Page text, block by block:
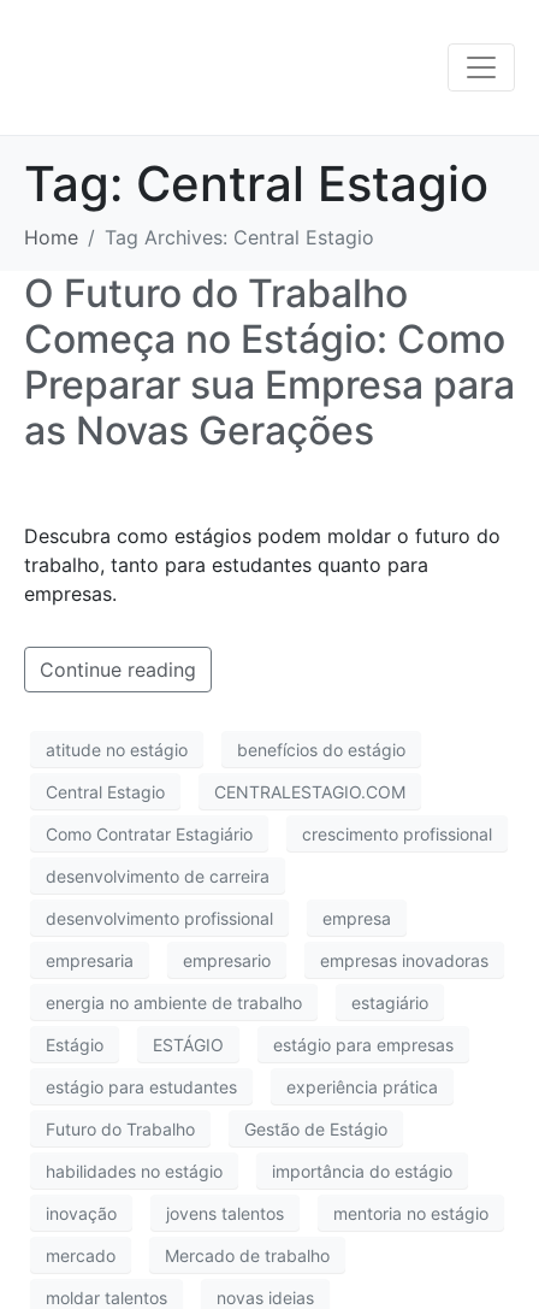
Tag: Central Estagio
Home Tag Archives: Central Estagio
O Futuro do Trabalho
Começa no Estágio: Como
Preparar sua Empresa para
as Novas Gerações
Descubra como estágios podem moldar o futuro do
trabalho, tanto para estudantes quanto para
empresas.
Continue reading
atitude no estágio benefícios do estágio
Central Estagio CENTRALESTAGIO.COM
Como Contratar Estagiário crescimento profissional
desenvolvimento de carreira
desenvolvimento profissional empresa
empresaria empresario empresas inovadoras
energia no ambiente de trabalho estagiário
Estágio ESTÁGIO estágio para empresas
estágio para estudantes experiência prática
Futuro do Trabalho Gestão de Estágio
habilidades no estágio importância do estágio
inovação jovens talentos mentoria no estágio
mercado Mercado de trabalho
moldar talentos novas ideias